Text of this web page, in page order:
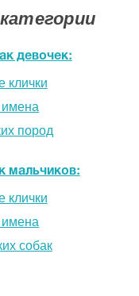
девочек:
клички
пород
мальчиков:
клички
собак